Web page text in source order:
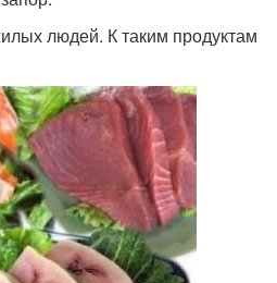
людей. К таким продуктам